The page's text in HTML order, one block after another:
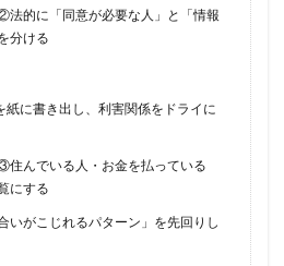
法的に「同意が必要な人」と「情報
分ける
紙に書き出し、利害関係をドライに
住んでいる人・お金を払っている
にする
いがこじれるパターン」を先回りし